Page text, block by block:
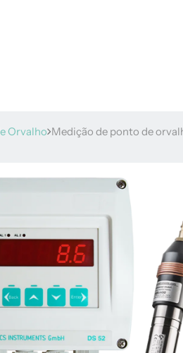
Orvalho Medição de ponto de